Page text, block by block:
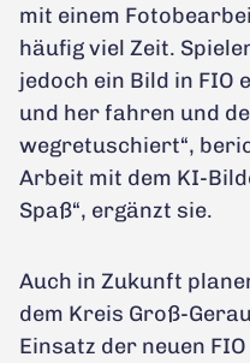
mit einem
häufig viel Zeit.
jedoch ein Bild in FIO
und her fahren und
wegretuschiert“,
Arbeit mit dem KI-
Spaß“, ergänzt sie.
Auch in Zukunft
dem Kreis Groß-
Einsatz der neuen